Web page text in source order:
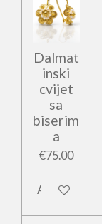
Dalmat
inski
cvijet
sa
biserim
a
€75.00
Add to cart